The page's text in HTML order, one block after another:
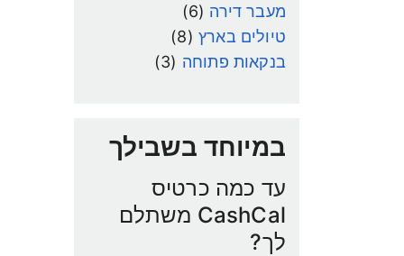
מעבר דירה (6)
טיולים בארץ(8)
בנקאות פתוחה (3)
במיוחד בשבילך
עד כמה כרטיס
CashCal משתלם
לך?